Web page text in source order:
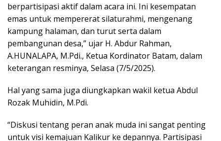
berpartisipasi aktif dalam acara ini. Ini kesempatan
emas untuk mempererat silaturahmi, mengenang
kampung halaman, dan turut serta dalam
pembangunan desa,” ujar H. Abdur Rahman,
A.HUNALAPA, M.Pdi., Ketua Kordinator Batam, dalam
keterangan resminya, Selasa (7/5/2025).
Hal yang sama juga diungkapkan wakil ketua Abdul
Rozak Muhidin, M.Pdi.
“Diskusi tentang peran anak muda ini sangat penting
untuk visi kemajuan Kalikur ke depannya. Partisipasi